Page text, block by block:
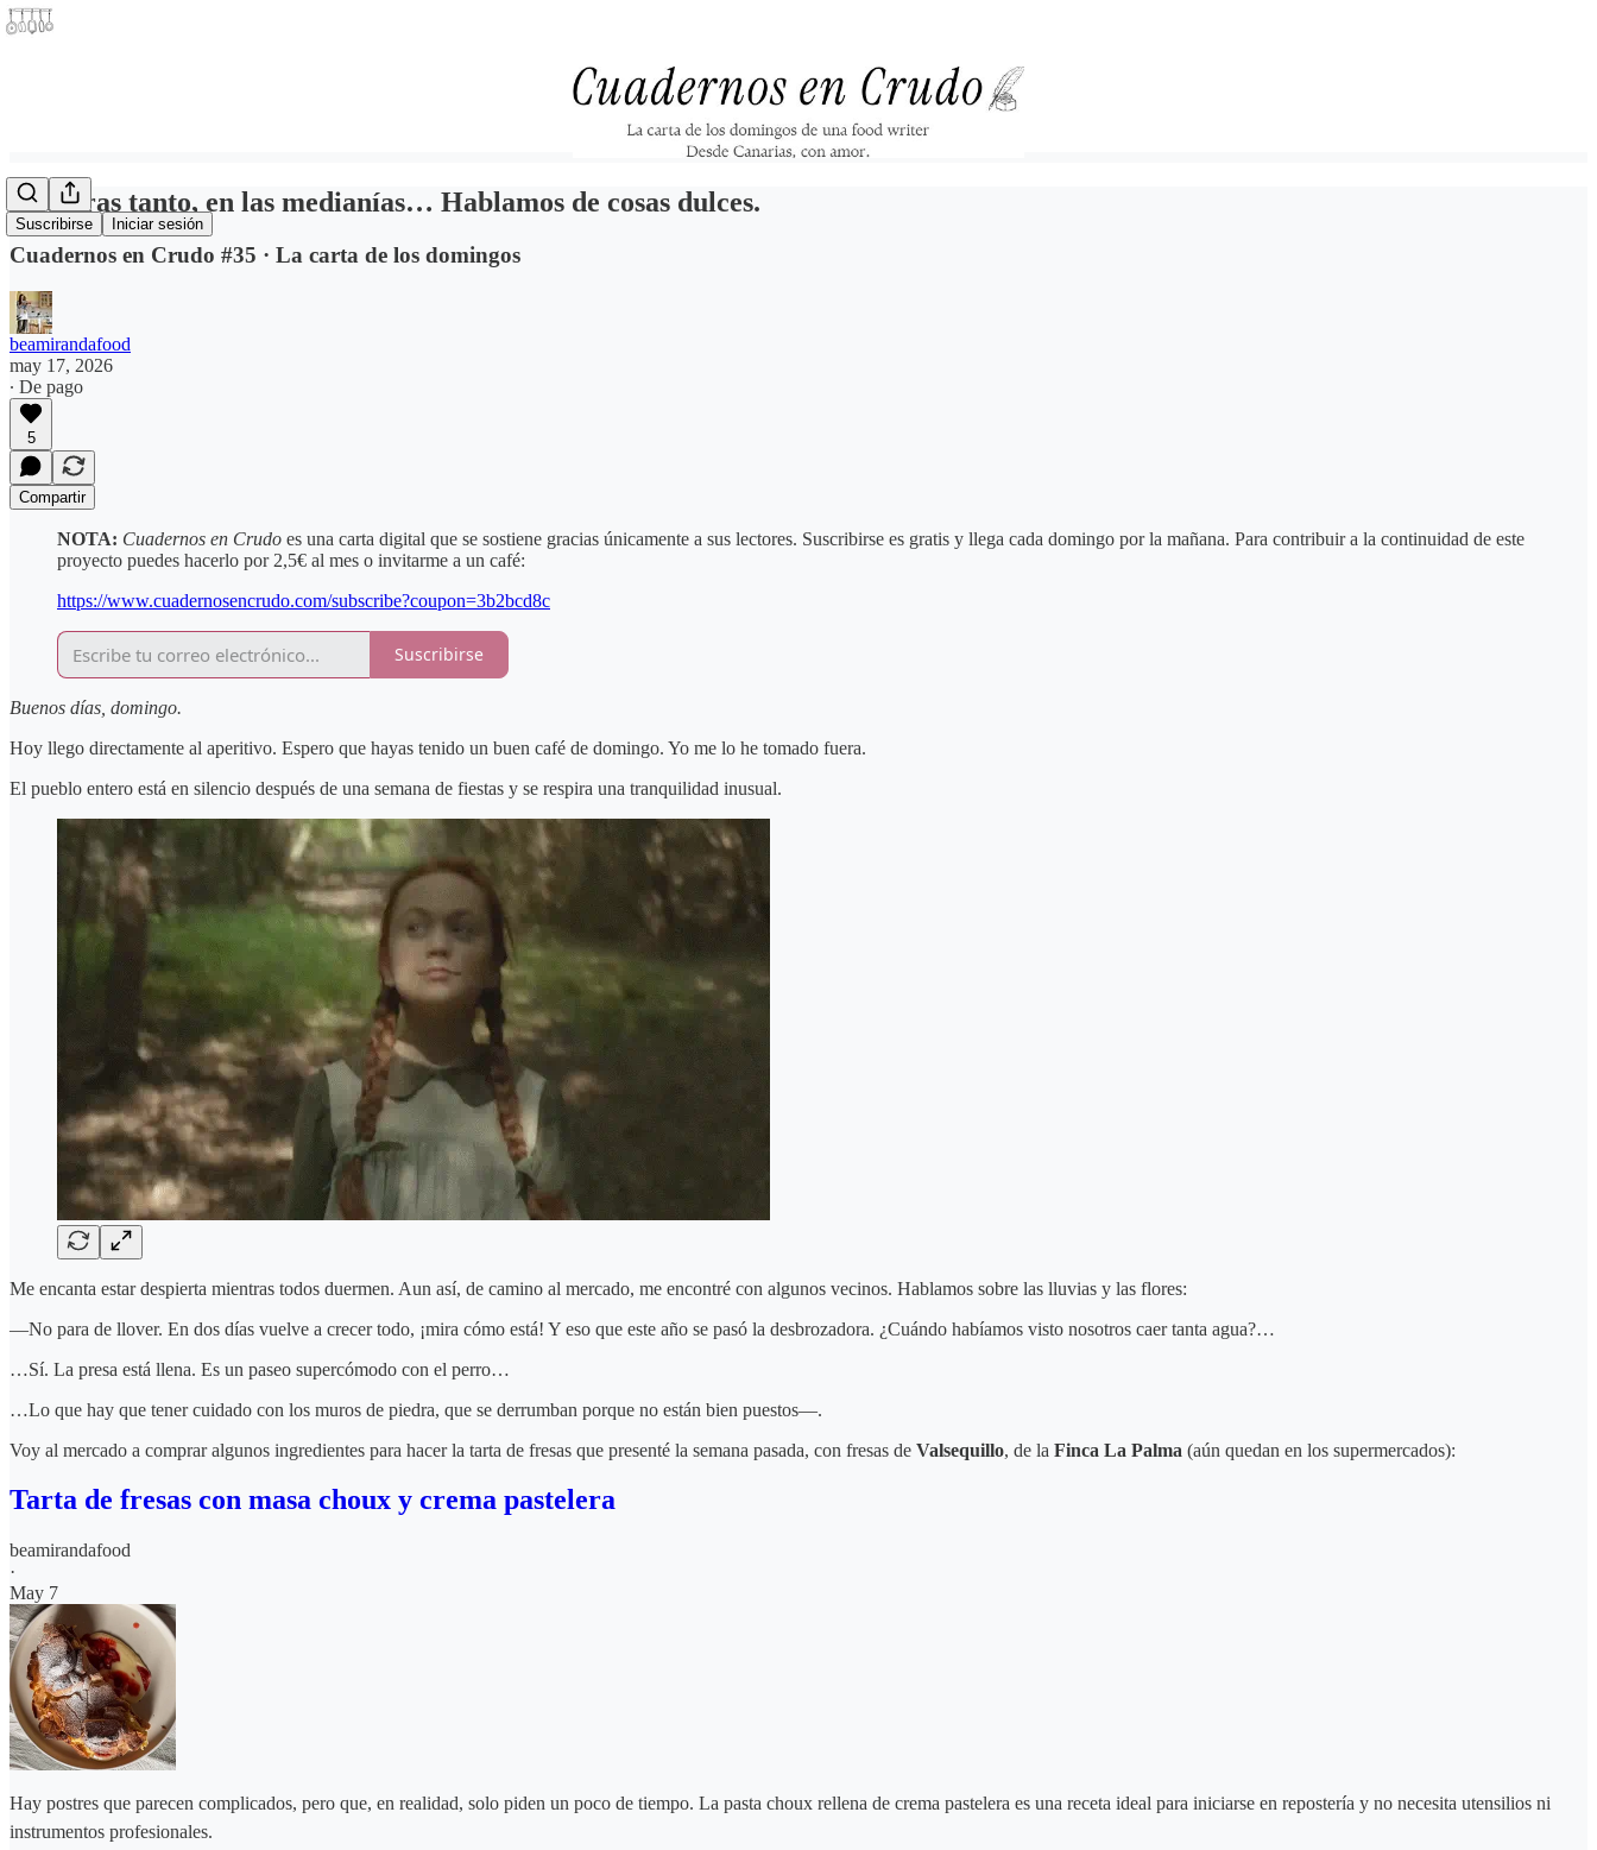
Suscribirse Iniciar sesión
Mientras tanto, en las medianías… Hablamos de cosas dulces.
Cuadernos en Crudo #35 · La carta de los domingos
beamirandafood
may 17, 2026
∙ De pago
5
Compartir
NOTA: Cuadernos en Crudo es una carta digital que se sostiene gracias únicamente a sus lectores. Suscribirse es gratis y llega cada domingo por la mañana. Para contribuir a la continuidad de este
proyecto puedes hacerlo por 2,5€ al mes o invitarme a un café:
https://www.cuadernosencrudo.com/subscribe?coupon=3b2bcd8c
Suscribirse
Buenos días, domingo.
Hoy llego directamente al aperitivo. Espero que hayas tenido un buen café de domingo. Yo me lo he tomado fuera.
El pueblo entero está en silencio después de una semana de fiestas y se respira una tranquilidad inusual.
Me encanta estar despierta mientras todos duermen. Aun así, de camino al mercado, me encontré con algunos vecinos. Hablamos sobre las lluvias y las flores:
—No para de llover. En dos días vuelve a crecer todo, ¡mira cómo está! Y eso que este año se pasó la desbrozadora. ¿Cuándo habíamos visto nosotros caer tanta agua?…
…Sí. La presa está llena. Es un paseo supercómodo con el perro…
…Lo que hay que tener cuidado con los muros de piedra, que se derrumban porque no están bien puestos—.
Voy al mercado a comprar algunos ingredientes para hacer la tarta de fresas que presenté la semana pasada, con fresas de Valsequillo, de la Finca La Palma (aún quedan en los supermercados):
Tarta de fresas con masa choux y crema pastelera
beamirandafood
·
May 7
Hay postres que parecen complicados, pero que, en realidad, solo piden un poco de tiempo. La pasta choux rellena de crema pastelera es una receta ideal para iniciarse en repostería y no necesita utensilios ni
instrumentos profesionales.